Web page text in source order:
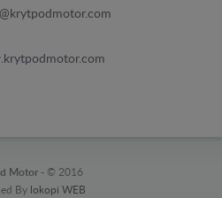
Motor - © 2016
By lokopi WEB